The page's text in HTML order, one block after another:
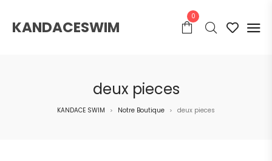
KANDACESWIM
0
deux pieces
KANDACE SWIM > Notre Boutique > deux pieces